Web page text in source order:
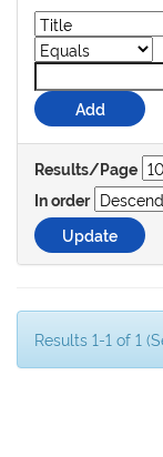
Results/Page
In order
Results 1-1 of 1